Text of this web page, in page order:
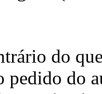
do
pedido do